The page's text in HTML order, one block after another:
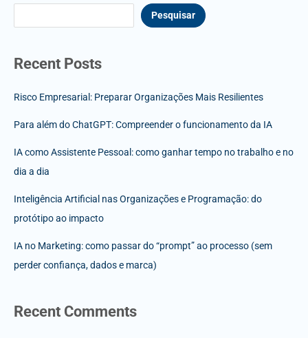
Pesquisar
Recent Posts
Risco Empresarial: Preparar Organizações Mais Resilientes
Para além do ChatGPT: Compreender o funcionamento da IA
IA como Assistente Pessoal: como ganhar tempo no trabalho e no
dia a dia
Inteligência Artificial nas Organizações e Programação: do
protótipo ao impacto
IA no Marketing: como passar do “prompt” ao processo (sem
perder confiança, dados e marca)
Recent Comments